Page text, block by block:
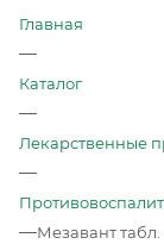
Главная
—
Каталог
—
Лекарственные
—
—Мезавант табл.